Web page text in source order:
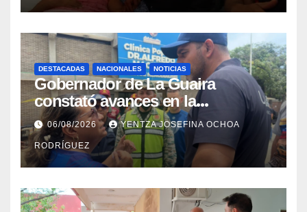
DESTACADAS NACIONALES NOTICIAS
Gobernador de La Guaira
constató avances en la
rehabilitación del Hospitalito de
Catia la Mar
06/08/2026 YENTZA JOSEFINA OCHOA
RODRÍGUEZ